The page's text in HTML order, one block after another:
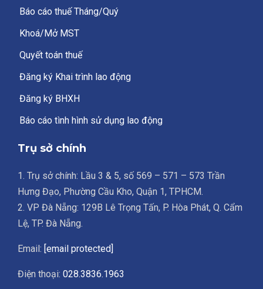
Báo cáo thuế Tháng/Quý
Khoá/Mở MST
Quyết toán thuế
Đăng ký Khai trình lao động
Đăng ký BHXH
Báo cáo tình hình sử dụng lao động
Trụ sở chính
1. Trụ sở chính: Lầu 3 & 5, số 569 – 571 – 573 Trần
Hưng Đạo, Phường Cầu Kho, Quận 1, TPHCM.
2. VP Đà Nẵng: 129B Lê Trọng Tấn, P. Hòa Phát, Q. Cẩm
Lệ, TP. Đà Nẵng.
Email: [email protected]
Điện thoại: 028.3836.1963